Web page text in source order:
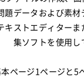
データおよび素材
キストエディター
フトを使用して
ージ1ページと5